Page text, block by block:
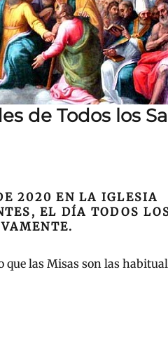
de Todos los
2020 EN LA IGLESIA
EL DÍA TODOS
que las Misas son las